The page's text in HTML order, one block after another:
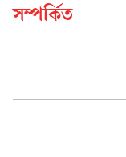
সম্পর্কিত